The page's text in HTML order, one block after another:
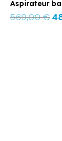
Aspirateur
569,00€